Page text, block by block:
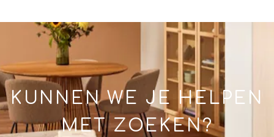
to
KUNNEN WE JE HELPEN
MET ZOEKEN?